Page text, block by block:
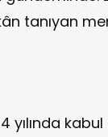
tanıyan
yılında